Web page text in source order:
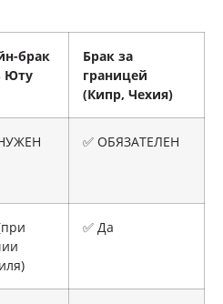
брак
Юту
Брак за
границей
(Кипр, Чехия)
✅ ОБЯЗАТЕЛЕН
✅ Да